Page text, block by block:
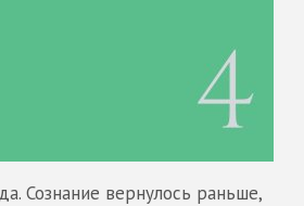
Сознание вернулось раньше,